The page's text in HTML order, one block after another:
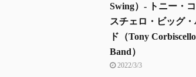
Swing）- トニー・
スチェロ・ビッグ
ド（Tony
Band）
2022/3/3